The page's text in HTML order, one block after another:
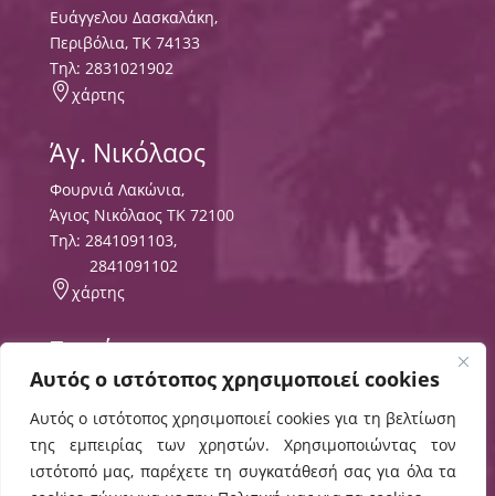
Αυτός ο ιστότοπος χρησιμοποιεί cookies
Αυτός ο ιστότοπος χρησιμοποιεί cookies για τη βελτίωση
της εμπειρίας των χρηστών. Χρησιμοποιώντας τον
ιστότοπό μας, παρέχετε τη συγκατάθεσή σας για όλα τα
Ευάγγελου Δασκαλάκη,
Περιβόλια, ΤΚ 74133
Tηλ: 2831021902
χάρτης
Άγ. Νικόλαος
Φουρνιά Λακώνια,
Άγιος Νικόλαος ΤΚ 72100
Τηλ: 2841091103,
2841091102
χάρτης
Σητεία
Περιοχή Τρυπητός
ΤΘ 8556 ΤΚ 72300,
Τηλ:2843029497
 χάρτης